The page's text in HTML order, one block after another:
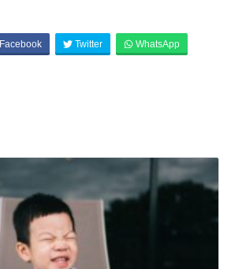
Facebook Twitter WhatsApp